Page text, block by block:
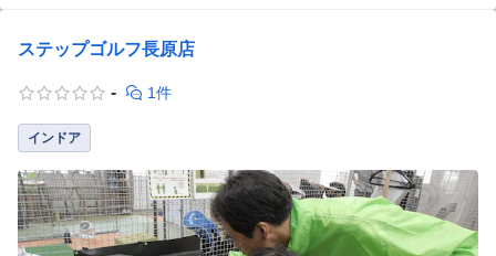
ステップゴルフ長原店
- 1件
インドア